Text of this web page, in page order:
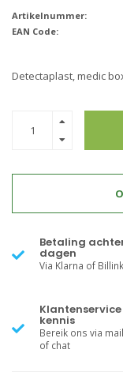
Artikelnummer:
EAN Code:
Detectaplast, medic
Betaling
dagen
Via Klarna of Billink
kennis
Bereik ons via
of chat